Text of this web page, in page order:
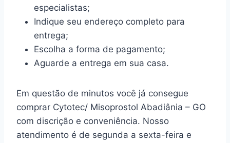
especialistas;
Indique seu endereço completo para
entrega;
Escolha a forma de pagamento;
Aguarde a entrega em sua casa.
Em questão de minutos você já consegue
comprar Cytotec/ Misoprostol Abadiânia – GO
com discrição e conveniência. Nosso
atendimento é de segunda a sexta-feira e